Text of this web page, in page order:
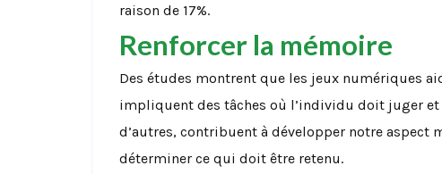
raison de 17%.
Renforcer la mémoire
Des études montrent que les jeux numériques
impliquent des tâches où l’individu doit juger
d’autres, contribuent à développer notre aspect
déterminer ce qui doit être retenu.